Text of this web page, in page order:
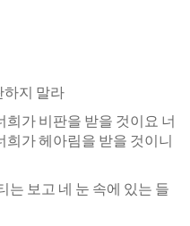
하지 말라
가 비판을 받을 것이요 너
희가 헤아림을 받을 것이니
는 보고 네 눈 속에 있는 들